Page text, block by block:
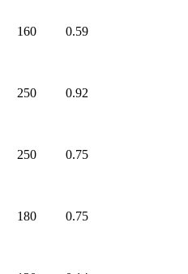
160 0.59
250 0.92
250 0.75
180 0.75